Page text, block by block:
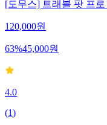
[도무스] 트래블 팟 프
120,000원
63%45,000원
4.0
(1)